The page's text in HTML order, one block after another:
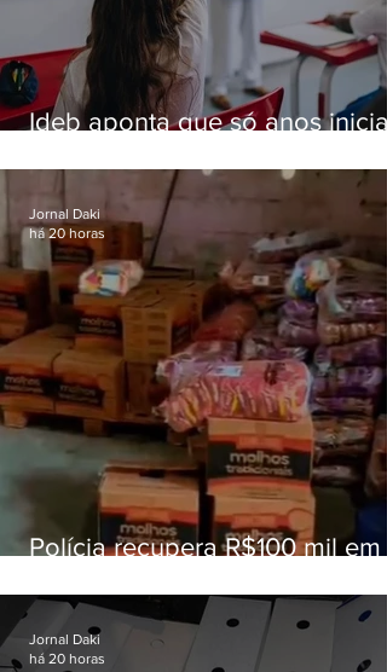
Ideb aponta que só anos
educação
Polícia recupera R$100 mil em
Fluminense
Jornal Daki
há 20 horas
Jornal Daki
há 20 horas